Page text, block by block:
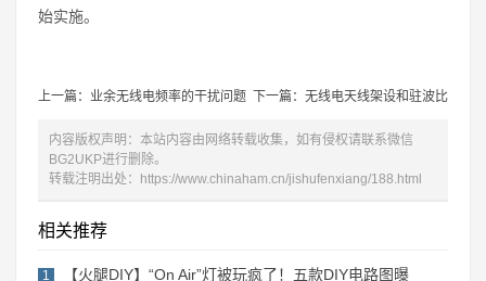
始实施。
上一篇：业余无线电频率的干扰问题 下一篇：无线电天线架设和驻波比
内容版权声明：本站内容由网络转载收集，如有侵权请联系微信
BG2UKP进行删除。
转载注明出处： https://www.chinaham.cn/jishufenxiang/188.html
相关推荐
1 【火腿DIY】“On Air”灯被玩疯了！五款DIY电路图曝